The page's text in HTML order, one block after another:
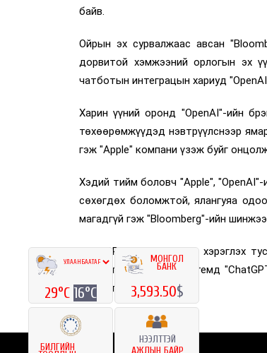
байв.
Ойрын эх сурвалжаас авсан
дорвитой хэмжээний орлогын эх
чатботын интеграцын хариуд
Харин үүний оронд "OpenAI"-ийн
төхөөрөмжүүдэд нэвтрүүлснээр
гэж "Apple" компани үзэж буйг
Хэдий тийм боловч "Apple",
сөхөгдөх боломжтой, ялангуяа
магадгүй гэж "Bloomberg"-ийн
"ChatGPT"-ийг олон хүн хэрэглэх
үүлэн тооцооллын системд
байгааг тодотгожээ.
29°C 16°C
МОНГОЛ
БАНК
3,593.50$
БИЛГИЙН
НЭЭЛТТЭЙ
АЖЛЫН БАЙР